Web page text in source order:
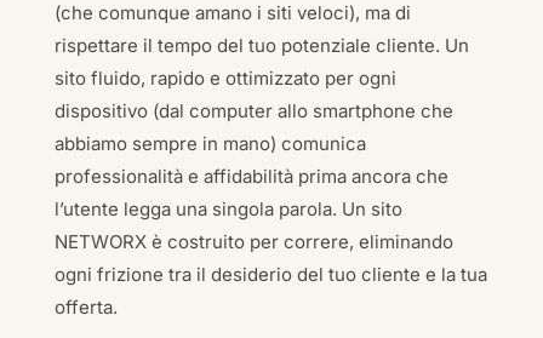
(che comunque amano i siti veloci), ma di
rispettare il tempo del tuo potenziale cliente. Un
sito fluido, rapido e ottimizzato per ogni
dispositivo (dal computer allo smartphone che
abbiamo sempre in mano) comunica
professionalità e affidabilità prima ancora che
l’utente legga una singola parola. Un sito
NETWORX è costruito per correre, eliminando
ogni frizione tra il desiderio del tuo cliente e la tua
offerta.